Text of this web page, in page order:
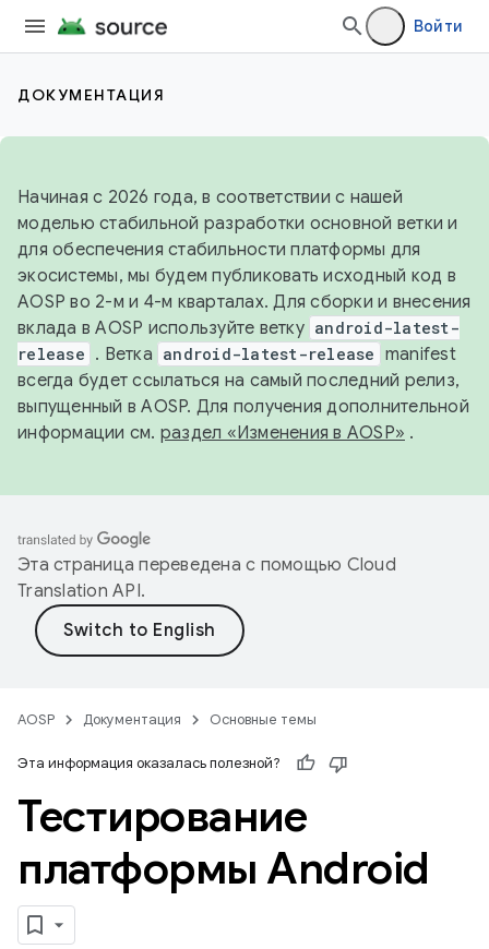
Войти
ДОКУМЕНТАЦИЯ
Начиная с 2026 года, в соответствии с нашей
моделью стабильной разработки основной ветки и
для обеспечения стабильности платформы для
экосистемы, мы будем публиковать исходный код в
AOSP во 2-м и 4-м кварталах. Для сборки и внесения
вклада в AOSP используйте ветку android-latest-
release . Ветка android-latest-release manifest
всегда будет ссылаться на самый последний релиз,
выпущенный в AOSP. Для получения дополнительной
информации см. раздел «Изменения в AOSP» .
Эта страница переведена с помощью Cloud
Translation API.
AOSP Документация Основные темы
Эта информация оказалась полезной?
Тестирование
платформы Android